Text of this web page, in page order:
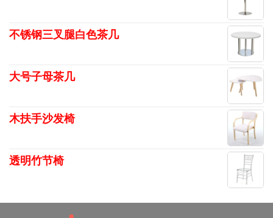
不锈钢三叉腿白色茶几
大号子母茶几
木扶手沙发椅
透明竹节椅